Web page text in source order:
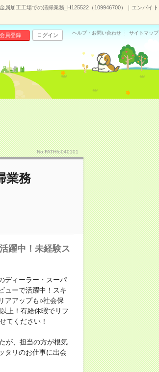
属加工工場での清掃業務_H125522（109946700）｜エンバイト
会員登録 ログイン ヘルプ・お問い合わせ サイトマップ
No.FATHfo040101
業務
躍中！未経験ス
ディーラー・スーパ
ューで活躍中！スキ
アアップも○社会保
上！有給休暇でリフ
てください！
が、担当の方が根気
タリのお仕事に出会